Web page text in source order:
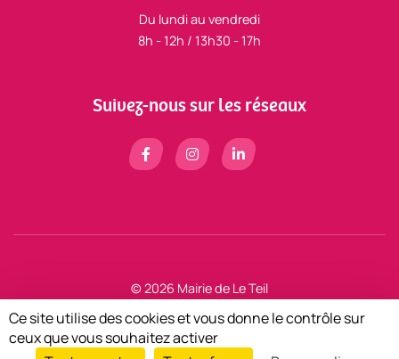
Du lundi au vendredi
8h - 12h / 13h30 - 17h
Suivez-nous sur les réseaux
© 2026 Mairie de Le Teil
Mentions légales
création de sites internet à Aubenas en Ardèche
Ce site utilise des cookies et vous donne le contrôle sur
ceux que vous souhaitez activer